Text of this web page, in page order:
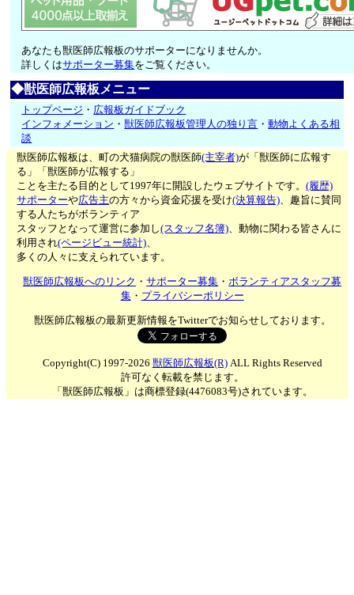
あなたも獣医師広報板のサポーターになりませんか。
詳しくはサポーター募集をご覧ください。
◆獣医師広報板メニュー
トップページ ・ 広報板ガイドブック
インフォメーション ・獣医師広報板管理人の独り言 ・動物よくある相
談
獣医師広報板は、町の犬猫病院の獣医師(主宰者)が「獣医師に広報す
る」「獣医師が広報する」
ことを主たる目的として1997年に開設したウェブサイトです。(履歴)
サポーターや広告主の方々から資金応援を受け(決算報告)、趣旨に賛同
する人たちがボランティア
スタッフとなって運営に参加し(スタッフ名簿)、動物に関わる皆さんに
利用され(ページビュー統計)、
多くの人々に支えられています。
獣医師広報板へのリンク ・サポーター募集 ・ボランティアスタッフ募
集・ プライバシーポリシー
獣医師広報板の最新更新情報をTwitterでお知らせしております。
Copyright(C) 1997-2026 獣医師広報板(R)ALL Rights Reserved
許可なく転載を禁じます。
「獣医師広報板」は商標登録(4476083号)されています。